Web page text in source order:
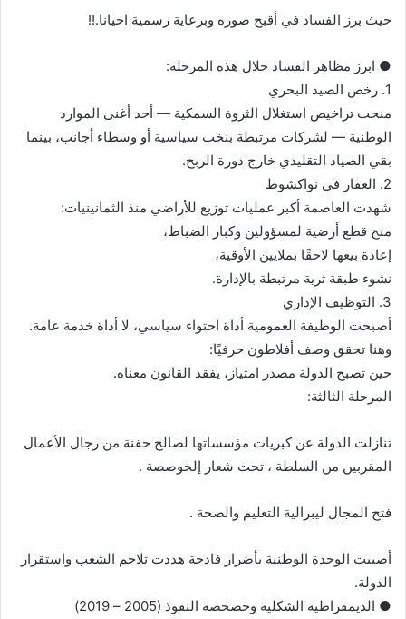
حيث برز الفساد في أقبح صوره وبرعاية رسمية احيانا.!!
● ابرز مظاهر الفساد خلال هذه المرحلة:
1. رخص الصيد البحري
منحت تراخيص استغلال الثروة السمكية — أحد أغنى الموارد
الوطنية — لشركات مرتبطة بنخب سياسية أو وسطاء أجانب، بينما
بقي الصياد التقليدي خارج دورة الربح.
2. العقار في نواكشوط
شهدت العاصمة أكبر عمليات توزيع للأراضي منذ الثمانينيات:
منح قطع أرضية لمسؤولين وكبار الضباط،
إعادة بيعها لاحقًا بملايين الأوقية،
نشوء طبقة ثرية مرتبطة بالإدارة.
3. التوظيف الإداري
أصبحت الوظيفة العمومية أداة احتواء سياسي، لا أداة خدمة عامة.
وهنا تحقق وصف أفلاطون حرفيًا:
حين تصبح الدولة مصدر امتياز، يفقد القانون معناه.
المرحلة الثالثة:
تنازلت الدولة عن كبريات مؤسساتها لصالح حفنة من رجال الأعمال
المقربين من السلطة ، تحت شعار إلخوصصة .
فتح المجال ليبرالية التعليم والصحة .
أصيبت الوحدة الوطنية بأضرار فادحة هددت تلاحم الشعب واستقرار
الدولة.
● الديمقراطية الشكلية وخصخصة النفوذ (2005 – 2019)